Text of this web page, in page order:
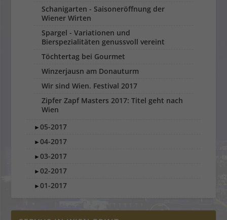
Schanigarten - Saisoneröffnung der
Wiener Wirten
Spargel - Variationen und
Bierspezialitäten genussvoll vereint
Töchtertag bei Gourmet
Winzerjausn am Donauturm
Wir sind Wien. Festival 2017
Zipfer Zapf Masters 2017: Titel geht nach
Wien
►05-2017
►04-2017
►03-2017
►02-2017
►01-2017